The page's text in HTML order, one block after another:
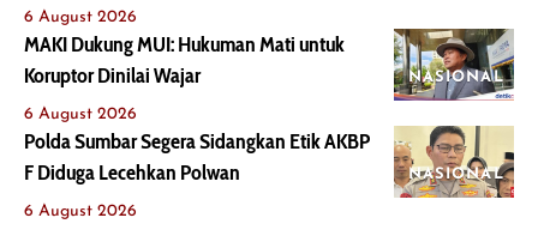
6 August 2026
NASIONAL
MAKI Dukung MUI: Hukuman Mati untuk
Koruptor Dinilai Wajar
6 August 2026
NASIONAL
Polda Sumbar Segera Sidangkan Etik AKBP
F Diduga Lecehkan Polwan
6 August 2026